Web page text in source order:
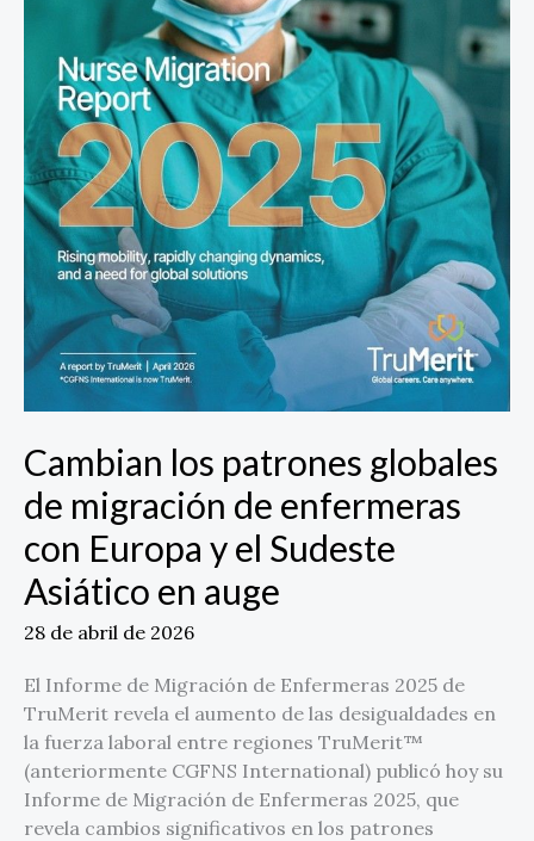
Cambian los patrones globales
de migración de enfermeras
con Europa y el Sudeste
Asiático en auge
28 de abril de 2026
El Informe de Migración de Enfermeras 2025 de
TruMerit revela el aumento de las desigualdades en
la fuerza laboral entre regiones TruMerit™
(anteriormente CGFNS International) publicó hoy su
Informe de Migración de Enfermeras 2025, que
revela cambios significativos en los patrones
Europa
el
Sudeste
Asiático
en
auge